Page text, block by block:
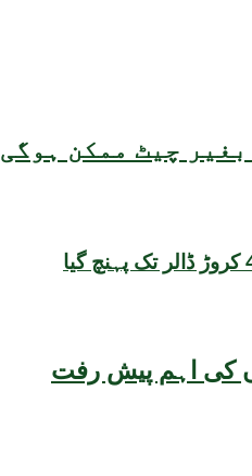
چیٹ ممکن ہوگی
کی اہم پیش رفت